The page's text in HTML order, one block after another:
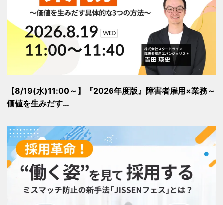
【8/19(水)11:00～】『2026年度版』障害者雇用×業務～
価値を生みだす…